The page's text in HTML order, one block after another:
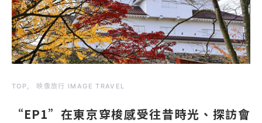
TOP 映像旅行 IMAGE TRAVEL
“EP1”在東京穿梭感受往昔時光、探訪會